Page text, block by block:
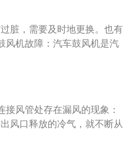
一定要定期更换空调滤芯，
芯表面灰尘的办法。鼓风机
现故障，因而转速过低导致
，建议风量还可以接受则可
脏，需要及时地更换。也有
风机故障：汽车鼓风机是汽
缩机出现故障，汽车空调肯
音。2、空调滤芯堵塞：空
因素，汽车空调在运行过程
的堵塞，如果出现空调不出
是否干净，如果空调滤芯过
风管处存在漏风的现象：
风口释放的冷气，就不断从
空调滤芯出现问题：空调